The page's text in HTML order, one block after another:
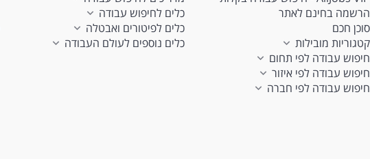
הרשמה בחינם לאתר
סוכן חכם
קטגוריות מובילות
חיפוש עבודה לפי תחום
חיפוש עבודה לפי איזור
חיפוש עבודה לפי חברה
כלים לחיפוש עבודה
כלים לפיטורים ואבטלה
כלים נוספים לעולם העבודה